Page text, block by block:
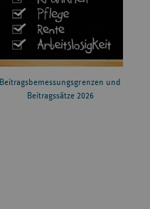
Beitragsbemessungsgrenzen und
Beitragssätze 2026